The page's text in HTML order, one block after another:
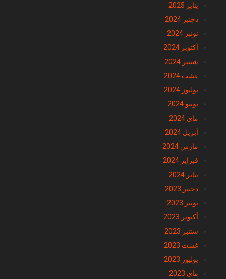
يناير 2025
دجنبر 2024
نونبر 2024
أكتوبر 2024
شتنبر 2024
غشت 2024
يوليوز 2024
يونيو 2024
ماي 2024
أبريل 2024
مارس 2024
فبراير 2024
يناير 2024
دجنبر 2023
نونبر 2023
أكتوبر 2023
شتنبر 2023
غشت 2023
يوليوز 2023
ماي 2023